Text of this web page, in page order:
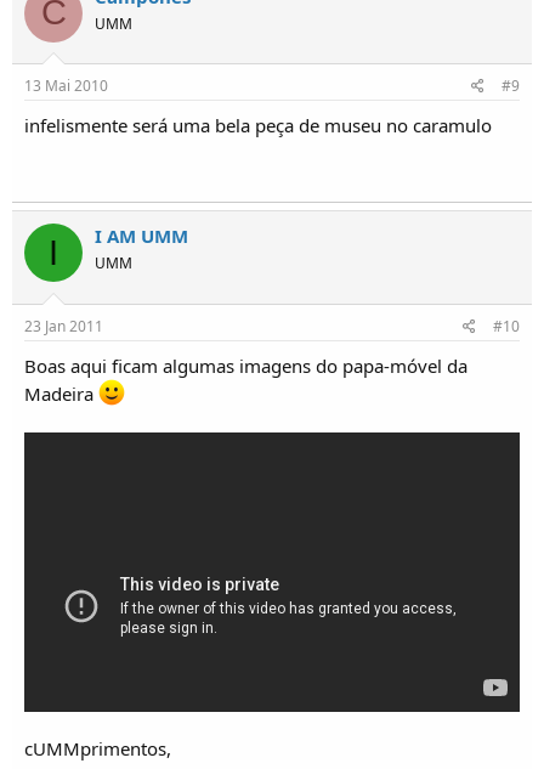
C UMM
13 Mai 2010 #9
infelismente será uma bela peça de museu no caramulo
I I AM UMM
UMM
23 Jan 2011 #10
Boas aqui ficam algumas imagens do papa-móvel da
Madeira
cUMMprimentos,